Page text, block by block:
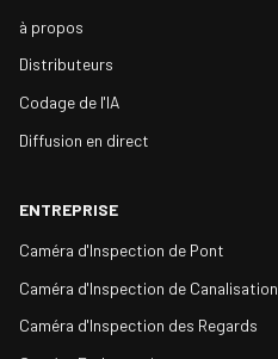
à propos
Distributeurs
Codage de l'IA
Diffusion en direct
ENTREPRISE
Caméra d'Inspection de Pont
Caméra d'Inspection de Canalisation
Caméra d'Inspection des Regards